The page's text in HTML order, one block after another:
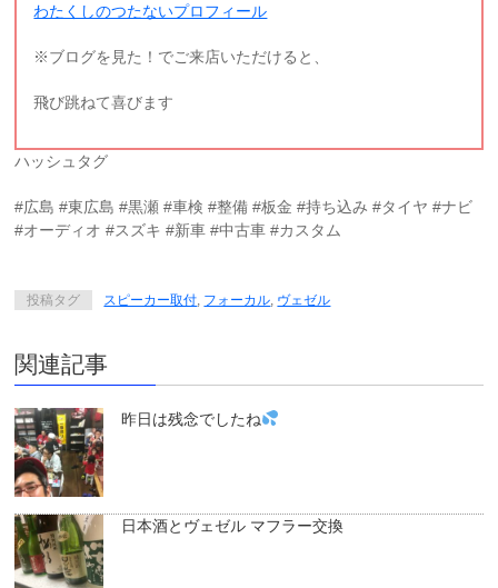
わたくしのつたないプロフィール
※ブログを見た！でご来店いただけると、
飛び跳ねて喜びます
ハッシュタグ
#広島 #東広島 #黒瀬 #車検 #整備 #板金 #持ち込み #タイヤ #ナビ
#オーディオ #スズキ #新車 #中古車 #カスタム
投稿タグ スピーカー取付 フォーカル ヴェゼル
関連記事
昨日は残念でしたね
日本酒とヴェゼル マフラー交換